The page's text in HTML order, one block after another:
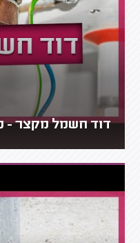
דוד חשמל מקצר -